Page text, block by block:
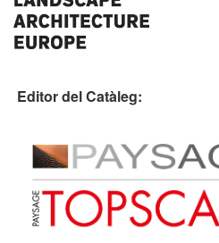
Editor del Catàleg: